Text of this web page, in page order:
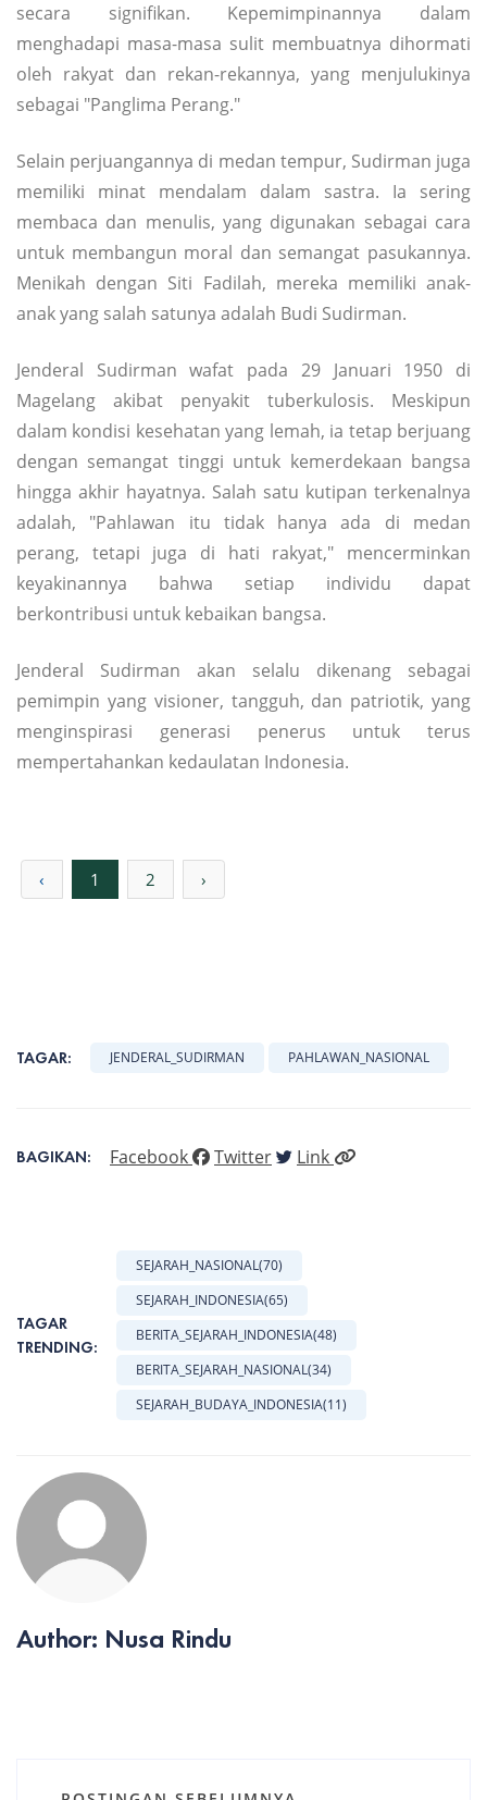
secara signifikan. Kepemimpinannya dalam
menghadapi masa-masa sulit membuatnya dihormati
oleh rakyat dan rekan-rekannya, yang menjulukinya
sebagai "Panglima Perang."
Selain perjuangannya di medan tempur, Sudirman juga
memiliki minat mendalam dalam sastra. Ia sering
membaca dan menulis, yang digunakan sebagai cara
untuk membangun moral dan semangat pasukannya.
Menikah dengan Siti Fadilah, mereka memiliki anak-
anak yang salah satunya adalah Budi Sudirman.
Jenderal Sudirman wafat pada 29 Januari 1950 di
Magelang akibat penyakit tuberkulosis. Meskipun
dalam kondisi kesehatan yang lemah, ia tetap berjuang
dengan semangat tinggi untuk kemerdekaan bangsa
hingga akhir hayatnya. Salah satu kutipan terkenalnya
adalah, "Pahlawan itu tidak hanya ada di medan
perang, tetapi juga di hati rakyat," mencerminkan
keyakinannya bahwa setiap individu dapat
berkontribusi untuk kebaikan bangsa.
Jenderal Sudirman akan selalu dikenang sebagai
pemimpin yang visioner, tangguh, dan patriotik, yang
menginspirasi generasi penerus untuk terus
mempertahankan kedaulatan Indonesia.
‹ 1 2 ›
TAGAR: JENDERAL_SUDIRMAN PAHLAWAN_NASIONAL
BAGIKAN: Facebook Twitter Link
TAGAR
TRENDING:
SEJARAH_NASIONAL(70)
SEJARAH_INDONESIA(65)
BERITA_SEJARAH_INDONESIA(48)
BERITA_SEJARAH_NASIONAL(34)
SEJARAH_BUDAYA_INDONESIA(11)
Author: Nusa Rindu